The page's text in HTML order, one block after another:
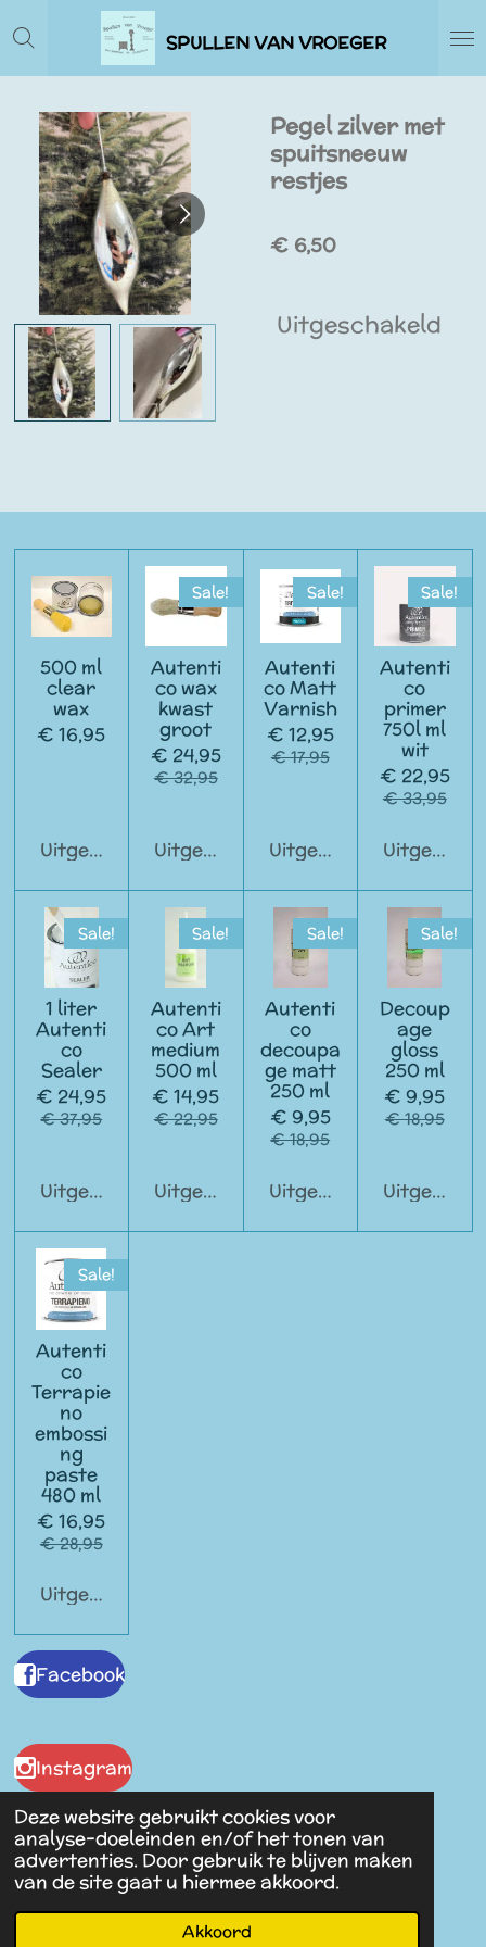
Deze website gebruikt cookies voor
analyse-doeleinden en/of het tonen van
advertenties. Door gebruik te blijven maken
van de site gaat u hiermee akkoord.
Akkoord
Ga
direct
naar
hoofdinhoud
SPULLEN VAN VROEGER
Pegel zilver met
spuitsneeuw
restjes
€ 6,50
Uitgeschakeld
500 ml
clear
wax
€ 16,95
Uitgeschakeld
Sale!
Autenti
co wax
kwast
groot
€ 24,95
€ 32,95
Uitgeschakeld
Sale!
Autenti
co Matt
Varnish
€ 12,95
€ 17,95
Uitgeschakeld
Sale!
Autenti
co
primer
750l ml
wit
€ 22,95
€ 33,95
Sale!
1 liter
Autenti
co
Sealer
€ 24,95
€ 37,95
Uitgeschakeld
Sale!
Autenti
co Art
medium
500 ml
€ 14,95
€ 22,95
Uitgeschakeld
Sale!
Autenti
co
decoupa
ge matt
250 ml
€ 9,95
€ 18,95
Uitgeschakeld
Sale!
Decoup
age
gloss
250 ml
€ 9,95
€ 18,95
Sale!
Autenti
co
Terrapie
no
embossi
ng
paste
480 ml
€ 16,95
€ 28,95
Uitgeschakeld
Facebook
Instagram
Malaika Antiques
© 2023 - 2026 Spullen van Vroeger
Powered byJouwWeb